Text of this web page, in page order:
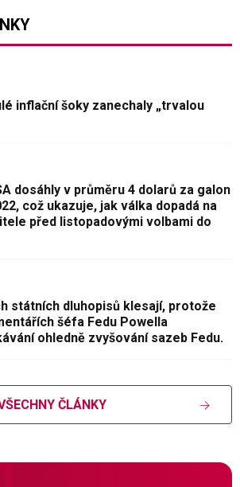
inflační šoky zanechaly „trvalou
dosáhly v průměru 4 dolarů za galon
což ukazuje, jak válka dopadá na
před listopadovými volbami do
státních dluhopisů klesají, protože
šéfa Fedu Powella
ohledně zvyšování sazeb Fedu.
ČLÁNKY